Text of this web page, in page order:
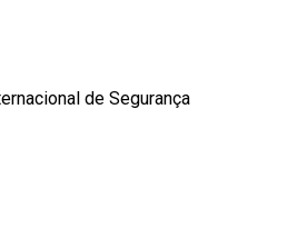
de Segurança